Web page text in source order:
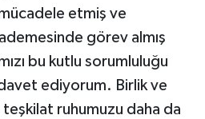
etmiş ve
görev almış
bu kutlu sorumluluğu
ediyorum. Birlik ve
ruhumuzu daha da